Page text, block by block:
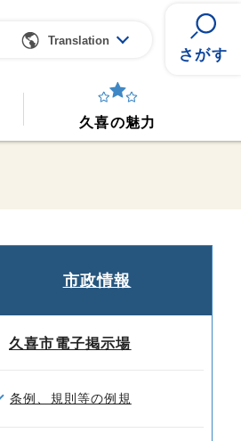
Translation
さがす
久喜の魅力
市政情報
久喜市電子掲示場
条例、規則等の例規